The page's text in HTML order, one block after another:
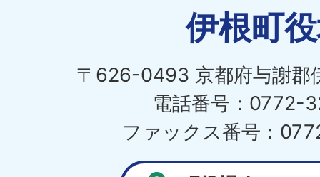
伊根町
〒626-0493 京都府与謝郡
電話番号：0772-
ファックス番号：